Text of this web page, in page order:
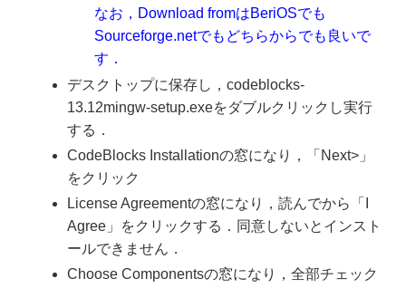
なお，Download fromはBeriOSでも
Sourceforge.netでもどちらからでも良いで
す．
デスクトップに保存し，codeblocks-
13.12mingw-setup.exeをダブルクリックし実行
する．
CodeBlocks Installationの窓になり，「Next>」
をクリック
License Agreementの窓になり，読んでから「I
Agree」をクリックする．同意しないとインスト
ールできません．
Choose Componentsの窓になり，全部チェック